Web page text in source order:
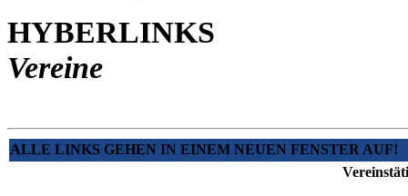
HYBERLINKS
Vereine
ALLE LINKS GEHEN IN EINEM NEUEN FENSTER AUF!